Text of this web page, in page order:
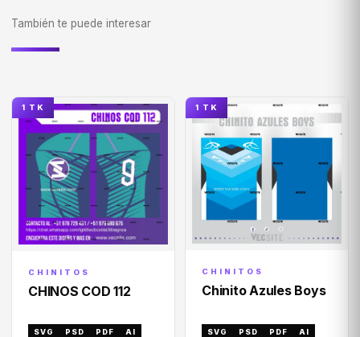
También te puede interesar
1 TK
CHINITOS
CHINOS COD 112
SVG PSD PDF AI
1 TK
CHINITOS
Chinito Azules Boys
SVG PSD PDF AI